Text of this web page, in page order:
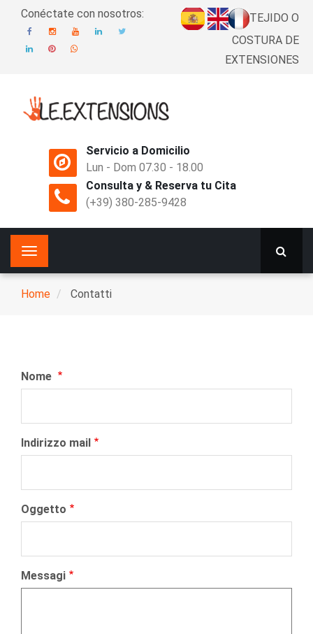
Conéctate con nosotros:
TEJIDO O
COSTURA DE
EXTENSIONES
Servicio a Domicilio
Lun - Dom 07.30 - 18.00
Consulta y & Reserva tu Cita
(+39) 380-285-9428
Breadcrumb
Home Contatti
Nome
Indirizzo mail
Oggetto
Messagi